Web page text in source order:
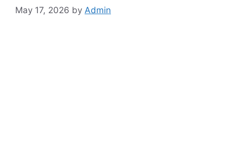
May 17, 2026 by Admin